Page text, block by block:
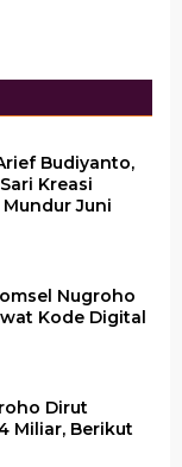
Budiyanto,
Kreasi
Juni
Nugroho
Kode Digital
Dirut
Miliar, Berikut